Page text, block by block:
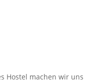
Hostel machen wir uns